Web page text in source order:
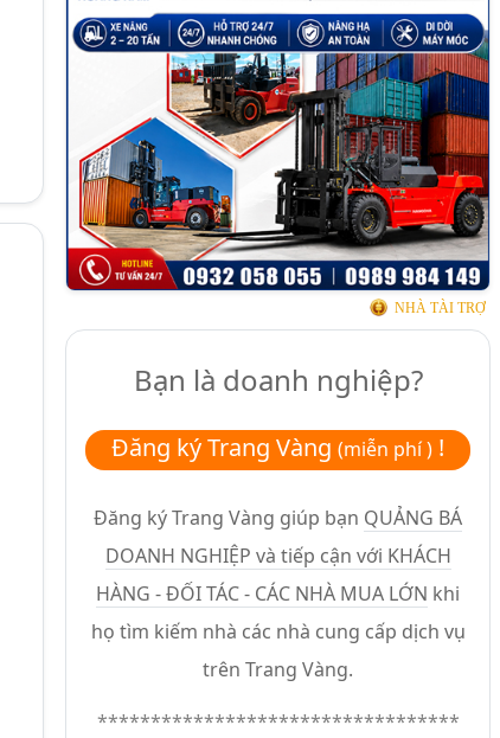
NHÀ TÀI TRỢ
Bạn là doanh nghiệp?
Đăng ký Trang Vàng(miễn phí ) !
Đăng ký Trang Vàng giúp bạn QUẢNG BÁ
DOANH NGHIỆP và tiếp cận với KHÁCH
HÀNG - ĐỐI TÁC - CÁC NHÀ MUA LỚN khi
họ tìm kiếm nhà các nhà cung cấp dịch vụ
trên Trang Vàng.
**********************************